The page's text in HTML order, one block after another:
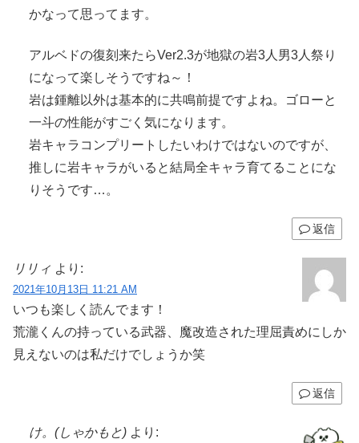
かなって思ってます。
アルベドの復刻来たらVer2.3が地獄の岩3人男3人祭り
になって楽しそうですね～！
岩は鍾離以外は基本的に共鳴前提ですよね。ゴローと
一斗の性能がすごく気になります。
岩キャラコンプリートしたいわけではないのですが、
推しに岩キャラがいると結局全キャラ育てることにな
りそうです…。
返信
リリィ より:
2021年10月13日 11:21 AM
いつも楽しく読んでます！
荒瀧くんの持っている武器、魔改造された理屈責めにしか
見えないのは私だけでしょうか笑
返信
け。(しゃかもと) より: